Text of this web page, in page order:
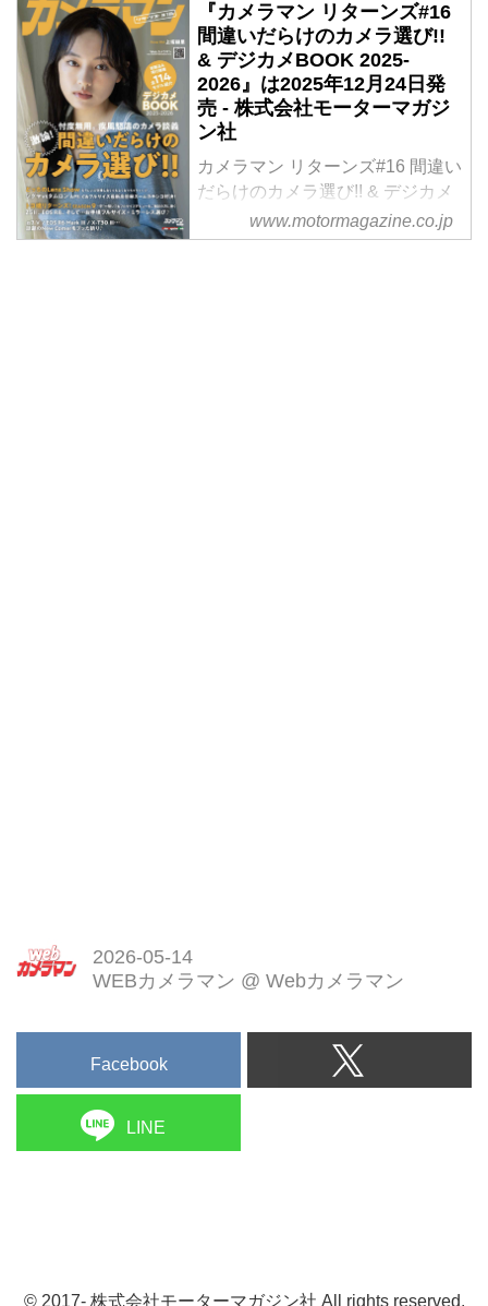
『カメラマン リターンズ#16
間違いだらけのカメラ選び!!
& デジカメBOOK 2025-
2026』は2025年12月24日発
売 - 株式会社モーターマガジ
ン社
カメラマン リターンズ#16 間違い
だらけのカメラ選び!! & デジカメ
BOOK 2025-2026
定価 1,700円（本体 1,545円）
www.motormagazine.co.jp
2026-05-14
WEBカメラマン @ Webカメラマン
Facebook
LINE
© 2017- 株式会社モーターマガジン社 All rights reserved.